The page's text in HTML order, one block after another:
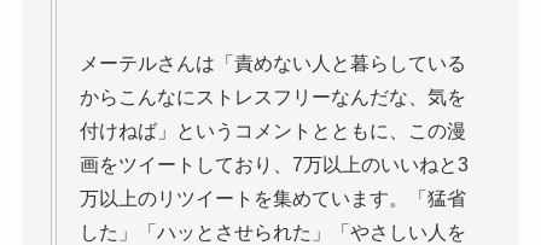
メーテルさんは「責めない人と暮らしている
からこんなにストレスフリーなんだな、気を
付けねば」というコメントとともに、この漫
画をツイートしており、7万以上のいいねと3
万以上のリツイートを集めています。「猛省
した」「ハッとさせられた」「やさしい人を